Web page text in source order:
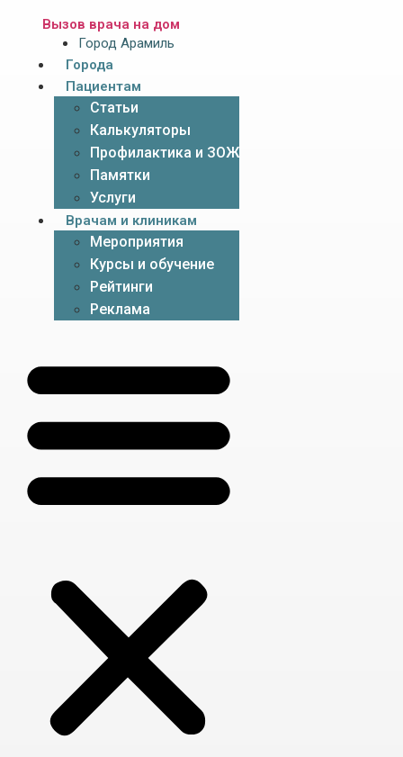
Вызов врача на дом
Город Арамиль
Города
Пациентам
Статьи
Калькуляторы
Профилактика и ЗОЖ
Памятки
Услуги
Врачам и клиникам
Мероприятия
Курсы и обучение
Рейтинги
Реклама